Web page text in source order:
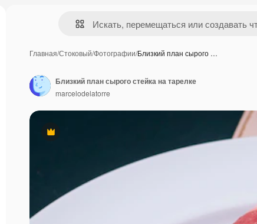
Главная/Стоковый/Фотографии/Близкий план сырого …
Премиум
Близкий план сырого стейка на тарелке
marcelodelatorre